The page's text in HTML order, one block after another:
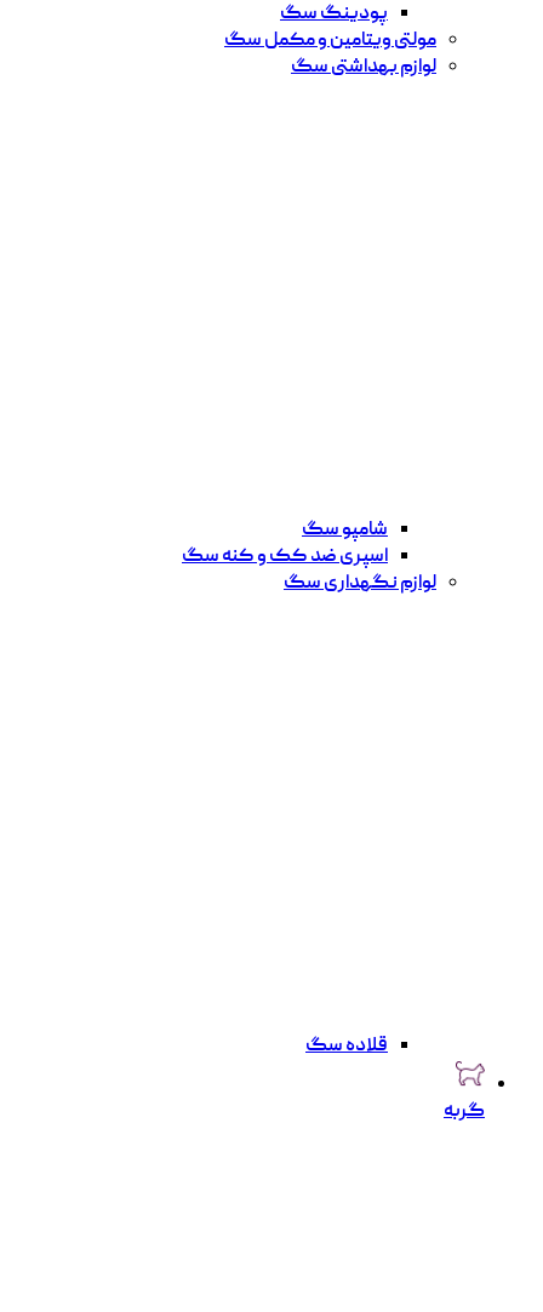
پودینگ سگ
مولتی ویتامین و مکمل سگ
لوازم بهداشتی سگ
شامپو سگ
اسپری ضد کک و کنه سگ
لوازم نگهداری سگ
قلاده سگ
گربه